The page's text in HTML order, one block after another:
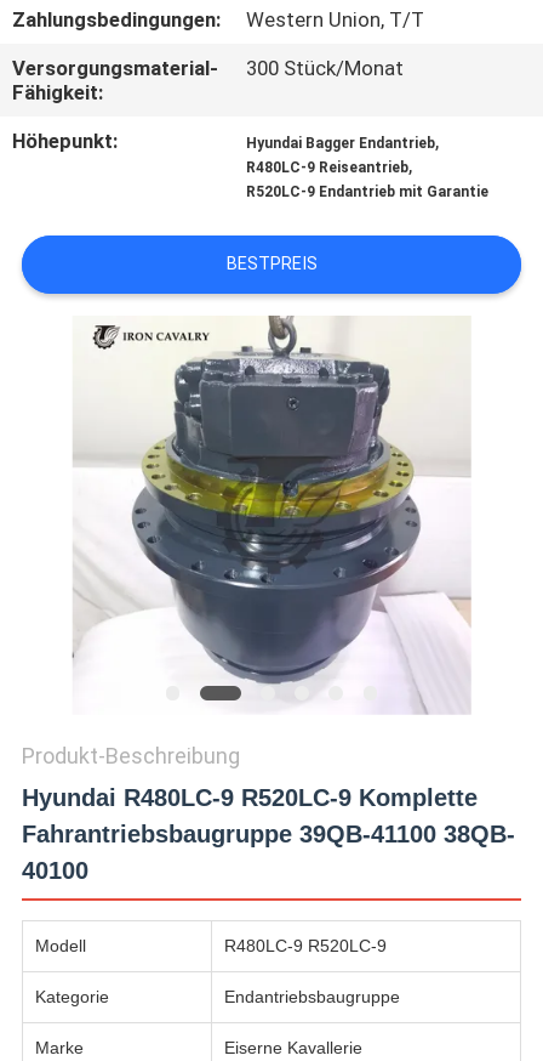
KONTAKT
NACHRICHTEN
FÄLLE
REFERENZEN
DATENSCHUTZ-
BESTIMMUNGEN
Zahlungsbedingungen:
Western Union, T/T
Versorgungsmaterial-
Fähigkeit:
300 Stück/Monat
Höhepunkt: Hyundai Bagger Endantrieb,
R480LC-9 Reiseantrieb,
R520LC-9 Endantrieb mit Garantie
BESTPREIS
Produkt-Beschreibung
Hyundai R480LC-9 R520LC-9 Komplette
Fahrantriebsbaugruppe 39QB-41100 38QB-
40100
Modell R480LC-9 R520LC-9
Kategorie Endantriebsbaugruppe
Marke Eiserne Kavallerie